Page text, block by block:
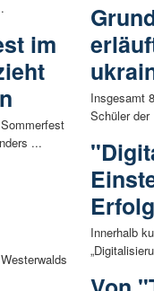
im
...
Insgesamt
Schüler der
Innerhalb